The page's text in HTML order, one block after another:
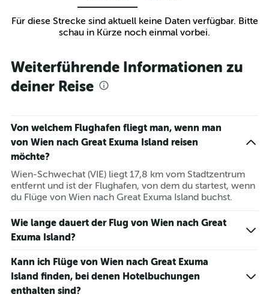
Für diese Strecke sind aktuell keine Daten verfügbar. Bitte
schau in Kürze noch einmal vorbei.
Weiterführende Informationen zu
deiner Reise
Von welchem Flughafen fliegt man, wenn man
von Wien nach Great Exuma Island reisen
möchte?
Wien-Schwechat (VIE) liegt 17,8 km vom Stadtzentrum
entfernt und ist der Flughafen, von dem du startest, wenn
du Flüge von Wien nach Great Exuma Island buchst.
Wie lange dauert der Flug von Wien nach Great
Exuma Island?
Kann ich Flüge von Wien nach Great Exuma
Island finden, bei denen Hotelbuchungen
enthalten sind?